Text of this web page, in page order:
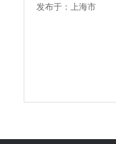
发布于：上海市